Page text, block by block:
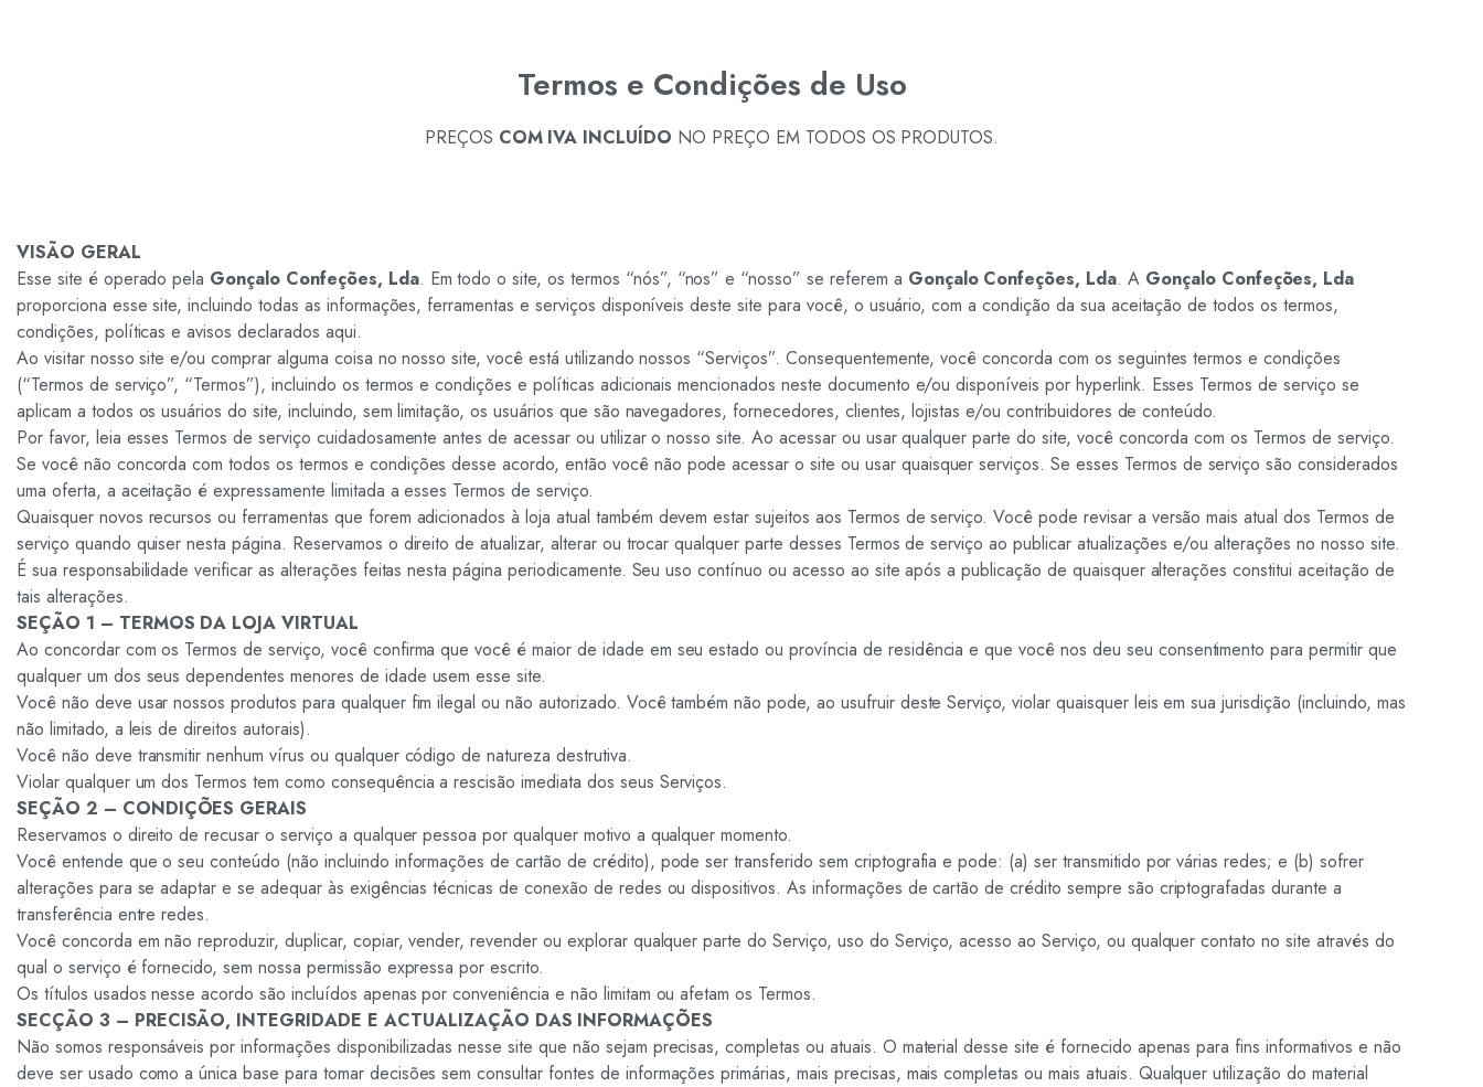
Termos e Condições de Uso
PREÇOS COM IVA INCLUÍDO NO PREÇO EM TODOS OS PRODUTOS.
VISÃO GERAL
Esse site é operado pela Gonçalo Confeções, Lda. Em todo o site, os termos “nós”, “nos” e “nosso” se referem a Gonçalo Confeções, Lda. A Gonçalo Confeções, Lda
proporciona esse site, incluindo todas as informações, ferramentas e serviços disponíveis deste site para você, o usuário, com a condição da sua aceitação de todos os termos,
condições, políticas e avisos declarados aqui.
Ao visitar nosso site e/ou comprar alguma coisa no nosso site, você está utilizando nossos “Serviços”. Consequentemente, você concorda com os seguintes termos e condições
(“Termos de serviço”, “Termos”), incluindo os termos e condições e políticas adicionais mencionados neste documento e/ou disponíveis por hyperlink. Esses Termos de serviço se
aplicam a todos os usuários do site, incluindo, sem limitação, os usuários que são navegadores, fornecedores, clientes, lojistas e/ou contribuidores de conteúdo.
Por favor, leia esses Termos de serviço cuidadosamente antes de acessar ou utilizar o nosso site. Ao acessar ou usar qualquer parte do site, você concorda com os Termos de serviço.
Se você não concorda com todos os termos e condições desse acordo, então você não pode acessar o site ou usar quaisquer serviços. Se esses Termos de serviço são considerados
uma oferta, a aceitação é expressamente limitada a esses Termos de serviço.
Quaisquer novos recursos ou ferramentas que forem adicionados à loja atual também devem estar sujeitos aos Termos de serviço. Você pode revisar a versão mais atual dos Termos de
serviço quando quiser nesta página. Reservamos o direito de atualizar, alterar ou trocar qualquer parte desses Termos de serviço ao publicar atualizações e/ou alterações no nosso site.
É sua responsabilidade verificar as alterações feitas nesta página periodicamente. Seu uso contínuo ou acesso ao site após a publicação de quaisquer alterações constitui aceitação de
tais alterações.
SEÇÃO 1 – TERMOS DA LOJA VIRTUAL
Ao concordar com os Termos de serviço, você confirma que você é maior de idade em seu estado ou província de residência e que você nos deu seu consentimento para permitir que
qualquer um dos seus dependentes menores de idade usem esse site.
Você não deve usar nossos produtos para qualquer fim ilegal ou não autorizado. Você também não pode, ao usufruir deste Serviço, violar quaisquer leis em sua jurisdição (incluindo, mas
não limitado, a leis de direitos autorais).
Você não deve transmitir nenhum vírus ou qualquer código de natureza destrutiva.
Violar qualquer um dos Termos tem como consequência a rescisão imediata dos seus Serviços.
SEÇÃO 2 – CONDIÇÕES GERAIS
Reservamos o direito de recusar o serviço a qualquer pessoa por qualquer motivo a qualquer momento.
Você entende que o seu conteúdo (não incluindo informações de cartão de crédito), pode ser transferido sem criptografia e pode: (a) ser transmitido por várias redes; e (b) sofrer
alterações para se adaptar e se adequar às exigências técnicas de conexão de redes ou dispositivos. As informações de cartão de crédito sempre são criptografadas durante a
transferência entre redes.
Você concorda em não reproduzir, duplicar, copiar, vender, revender ou explorar qualquer parte do Serviço, uso do Serviço, acesso ao Serviço, ou qualquer contato no site através do
qual o serviço é fornecido, sem nossa permissão expressa por escrito.
Os títulos usados nesse acordo são incluídos apenas por conveniência e não limitam ou afetam os Termos.
SECÇÃO 3 – PRECISÃO, INTEGRIDADE E ACTUALIZAÇÃO DAS INFORMAÇÕES
Não somos responsáveis por informações disponibilizadas nesse site que não sejam precisas, completas ou atuais. O material desse site é fornecido apenas para fins informativos e não
deve ser usado como a única base para tomar decisões sem consultar fontes de informações primárias, mais precisas, mais completas ou mais atuais. Qualquer utilização do material